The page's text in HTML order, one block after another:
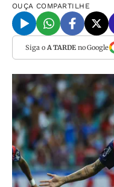
OUÇA COMPARTILHE
Siga o A TARDEno Google